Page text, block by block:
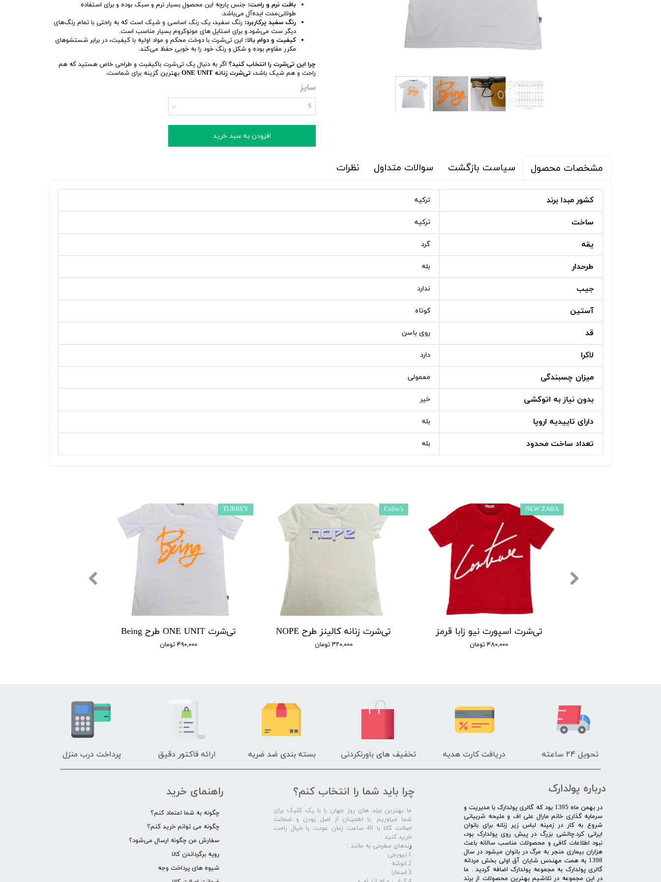
بافت نرم و راحت: جنس پارچه این محصول بسیار نرم و سبک بوده و برای استفاده
طولانی‌مدت ایده‌آل می‌باشد.
رنگ سفید پرکاربرد: رنگ سفید، یک رنگ اساسی و شیک است که به راحتی با تمام رنگ‌های
دیگر ست می‌شود.و برای استایل های مونوکروم بسیار مناسب است.
کیفیت و دوام بالا: این تی‌شرت با دوخت محکم و مواد اولیه با کیفیت، در برابر شستشوهای
مکرر مقاوم بوده و شکل و رنگ خود را به خوبی حفظ می‌کند.
چرا این تی‌شرت را انتخاب کنید؟ اگر به دنبال یک تی‌شرت باکیفیت و طراحی خاص هستید که هم
راحت و هم شیک باشد، تی‌شرت زنانه ONE UNIT بهترین گزینه برای شماست.
سایز
S
افزودن به سبد خرید
مشخصات محصول سیاست بازگشت سوالات متداول نظرات
کشور مبدا برند ترکیه
ساخت ترکیه
یقه گرد
طرحدار بله
جیب ندارد
آستین کوتاه
قد روی باسن
لاکرا دارد
میزان چسبندگی معمولی
بدون نیاز به اتوکشی خیر
دارای تاییدیه اروپا بله
تعداد ساخت محدود بله
تی‌شرت ONE UNIT طرح Being
۴۹۰,۰۰۰ تومان
TURKEY
تی‌شرت زنانه کالینز طرح NOPE
۳۲۰,۰۰۰ تومان
Colin’s
تی‌شرت اسپورت نیو زابا قرمز
۴۸۰,۰۰۰ تومان
NEW ZABA
تحویل 24 ساعته دریافت کارت هدیه تخفیف های باورنکردنی بسته بندی ضد ضربه ارائه فاکتور دقیق پرداخت درب منزل
درباره پولدارک
در بهمن ماه 1395 بود که گالری پولدارک با مدیریت و
سرمایه گذاری خانم مارال علی اف و ملیحه شربیانی
شروع به کار در زمینه لباس زیر زنانه برای بانوان
ایرانی کرد.چالشی بزرگ در پیش روی پولدارک بود،
نبود اطلاعات کافی و محصولات مناسب سالانه باعث
هزاران بیماری منجر به مرگ در بانوان میشود در سال
1398 به همت مهندس شایان آق اولی بخش مردانه
گالری پولدارک به مجموعه پولدارک اضافه گردید . ما
در این مجموعه در تلاشیم بهترین محصولات از برند
راهنمای خرید
چگونه به شما اعتماد کنم؟
چگونه می توانم خرید کنم؟
سفارش من چگونه ارسال می‌شود؟
رویه برگرداندن کالا
شیوه های پرداخت وجه
چرا باید شما را انتخاب کنم؟
ما بهترین برند های روز جهان را با یک کلیک برای
شما میاوریم .با اطمینان از اصل بودن و ضمانت
اصالت کالا با 48 ساعت زمان عودت با خیال راحت
خرید کنید :
رندهای مطرحی به مانند :
1.لیورجی
2.انوشه
3.اسمارا